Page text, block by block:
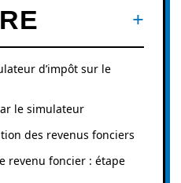
d’impôt sur le
le simulateur
des revenus fonciers
revenu foncier : étape